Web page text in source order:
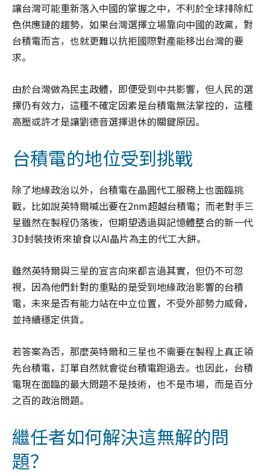
讓台灣可能重新落入中國的掌握之中，不利於全球排除紅
色供應鏈的趨勢，如果台灣選擇立場靠向中國的政黨，對
台積電而言，也就更難以抗拒國際對產能移出台灣的要
求。
由於台灣做為民主政體，即便受到中共影響，但人民的選
擇仍有效力，這種不確定因素是台積電無法掌控的，這種
高壓或許才是讓劉德音選擇退休的關鍵原因。
台積電的地位受到挑戰
除了地緣政治以外，台積電在晶圓代工服務上也面臨挑
戰，比如說英特爾喊出要在2nm超越台積電；而老對手三
星雖然在製程仍落後，但期望透過與記憶體整合的新一代
3D封裝技術來搶食以AI晶片為主的代工大餅。
雖然英特爾與三星的宣言向來都言過其實，但仍不可忽
視，因為他們針對的重點的是受到地緣政治影響的台積
電，未來是否有能力站在中立位置，不受外部勢力威脅，
並持續穩定供貨。
若答案為否，那麼英特爾和三星也不需要在製程上真正領
先台積電，訂單自然就會從台積電跑過去。也因此，台積
電現在面臨的最大問題不是技術，也不是市場，而是百分
之百的政治問題。
繼任者如何解決這無解的問
題？